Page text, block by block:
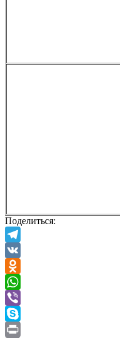
Поделиться:
Telegram
VK
Odnoklassniki
WhatsApp
Viber
Skype